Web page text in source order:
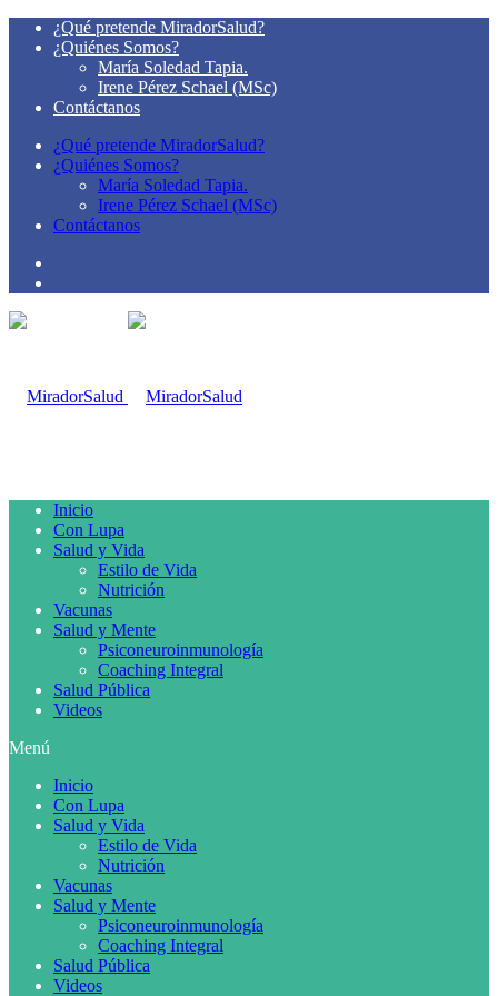
¿Qué pretende MiradorSalud?
¿Quiénes Somos?
María Soledad Tapia.
Irene Pérez Schael (MSc)
Contáctanos
¿Qué pretende MiradorSalud?
¿Quiénes Somos?
María Soledad Tapia.
Irene Pérez Schael (MSc)
Contáctanos
Inicio
Con Lupa
Salud y Vida
Estilo de Vida
Nutrición
Vacunas
Salud y Mente
Psiconeuroinmunología
Coaching Integral
Salud Pública
Videos
Menú
Inicio
Con Lupa
Salud y Vida
Estilo de Vida
Nutrición
Vacunas
Salud y Mente
Psiconeuroinmunología
Coaching Integral
Salud Pública
Videos